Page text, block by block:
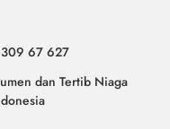
309 67 627
dan Tertib Niaga